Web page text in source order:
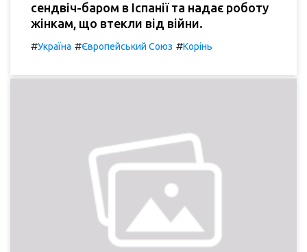
сендвіч-баром в Іспанії та надає роботу
жінкам, що втекли від війни.
#Україна #Європейський Союз #Корінь